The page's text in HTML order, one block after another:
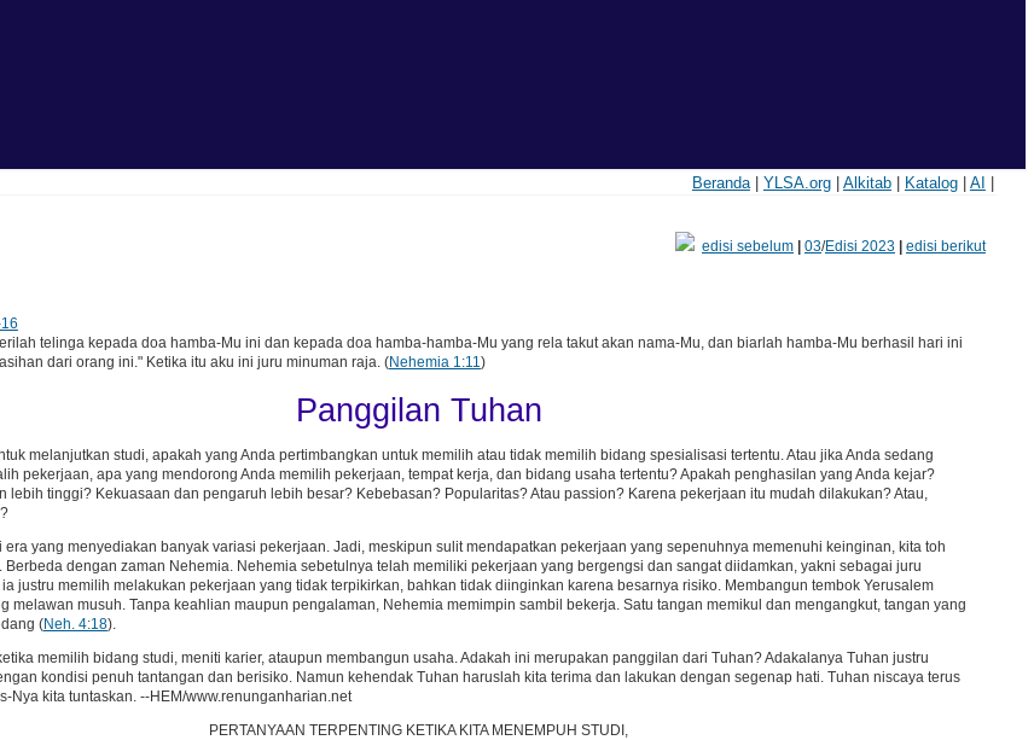
Beranda| YLSA.org| Alkitab| Katalog| AI
edisi sebelum| 03/Edisi 2023| edisi berikut
telinga kepada doa hamba-Mu ini dan kepada doa hamba-hamba-Mu yang rela takut akan nama-Mu, dan biarlah hamba-Mu berhasil hari ini
dari orang ini." Ketika itu aku ini juru minuman raja. (Nehemia 1:11)
Panggilan Tuhan
melanjutkan studi, apakah yang Anda pertimbangkan untuk memilih atau tidak memilih bidang spesialisasi tertentu. Atau jika Anda sedang
pekerjaan, apa yang mendorong Anda memilih pekerjaan, tempat kerja, dan bidang usaha tertentu? Apakah penghasilan yang Anda kejar?
lebih tinggi? Kekuasaan dan pengaruh lebih besar? Kebebasan? Popularitas? Atau passion? Karena pekerjaan itu mudah dilakukan? Atau,
era yang menyediakan banyak variasi pekerjaan. Jadi, meskipun sulit mendapatkan pekerjaan yang sepenuhnya memenuhi keinginan, kita toh
dengan zaman Nehemia. Nehemia sebetulnya telah memiliki pekerjaan yang bergengsi dan sangat diidamkan, yakni sebagai juru
justru memilih melakukan pekerjaan yang tidak terpikirkan, bahkan tidak diinginkan karena besarnya risiko. Membangun tembok Yerusalem
melawan musuh. Tanpa keahlian maupun pengalaman, Nehemia memimpin sambil bekerja. Satu tangan memikul dan mengangkut, tangan yang
(Neh. 4:18).
memilih bidang studi, meniti karier, ataupun membangun usaha. Adakah ini merupakan panggilan dari Tuhan? Adakalanya Tuhan justru
kondisi penuh tantangan dan berisiko. Namun kehendak Tuhan haruslah kita terima dan lakukan dengan segenap hati. Tuhan niscaya terus
Nya kita tuntaskan. --HEM/www.renunganharian.net
PERTANYAAN TERPENTING KETIKA KITA MENEMPUH STUDI,